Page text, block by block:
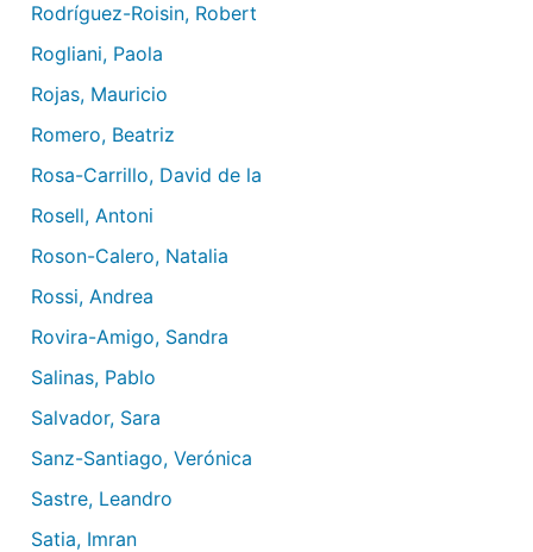
Rodríguez-Roisin, Robert
Rogliani, Paola
Rojas, Mauricio
Romero, Beatriz
Rosa-Carrillo, David de la
Rosell, Antoni
Roson-Calero, Natalia
Rossi, Andrea
Rovira-Amigo, Sandra
Salinas, Pablo
Salvador, Sara
Sanz-Santiago, Verónica
Sastre, Leandro
Satia, Imran